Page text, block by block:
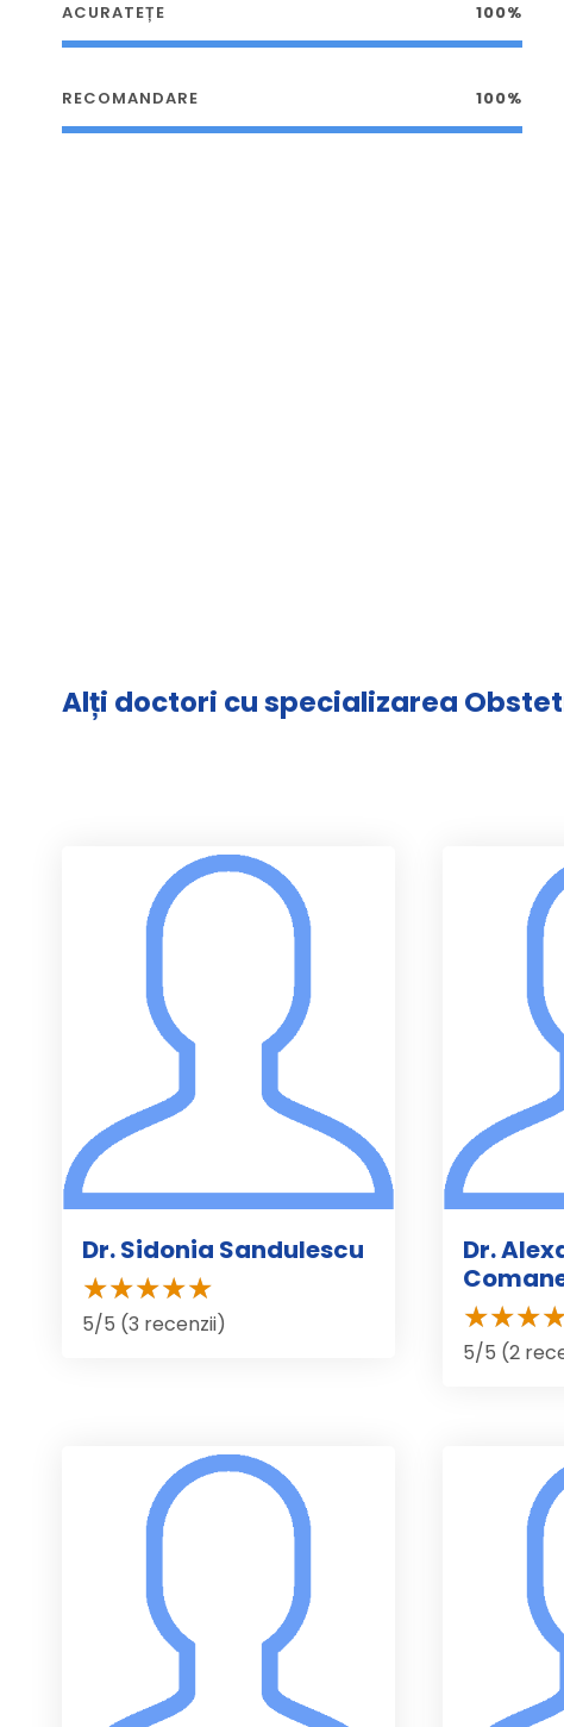
ACURATEȚE 100%
RECOMANDARE 100%
Alți doctori cu specializarea
Dr. Sidonia Sandulescu
5/5 (3 recenzii)
Dr.
5/5 (2